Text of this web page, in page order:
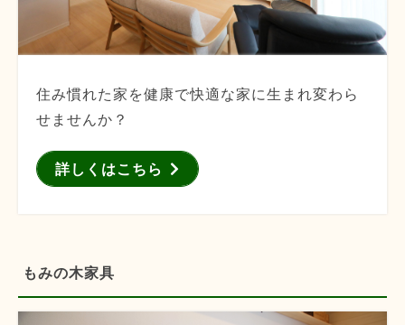
住み慣れた家を健康で快適な家に生まれ変わら
せませんか？
詳しくはこちら
もみの木家具